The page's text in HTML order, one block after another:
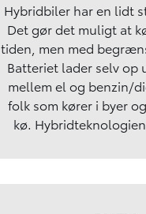
Hybridbiler har en lidt
Det gør det muligt at
tiden, men med
Batteriet lader selv op
mellem el og benzin/
folk som kører i byer
kø.